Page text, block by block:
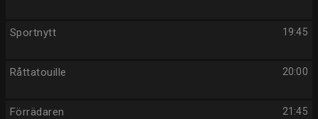
19:45
Sportnytt
20:00
Råttatouille
21:45
Förrädaren